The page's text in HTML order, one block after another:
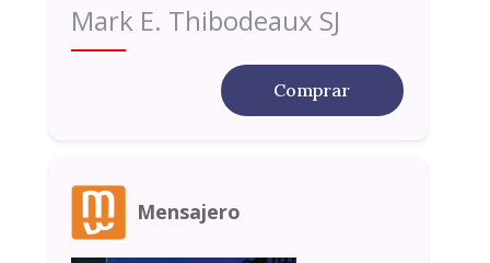
Mark E. Thibodeaux SJ
Comprar
Mensajero